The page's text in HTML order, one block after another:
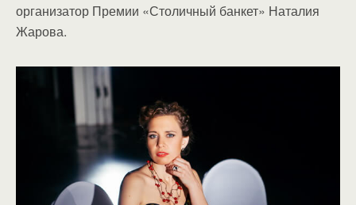
организатор Премии «Столичный банкет» Наталия
Жарова.